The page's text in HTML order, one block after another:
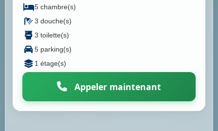
5 chambre(s)
3 douche(s)
3 toilette(s)
5 parking(s)
1 étage(s)
Appeler maintenant